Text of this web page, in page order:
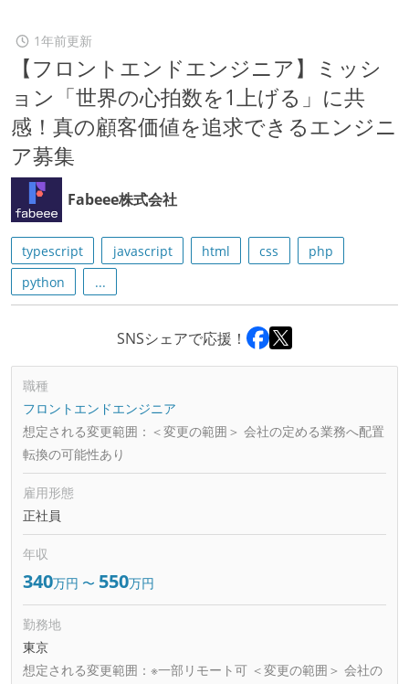
1年前更新
【フロントエンドエンジニア】ミッシ
ョン「世界の心拍数を1上げる」に共
感！真の顧客価値を追求できるエンジニ
ア募集
Fabeee株式会社
typescript javascript html css
php
python
...
SNSシェアで応援！
職種
フロントエンドエンジニア
想定される変更範囲： ＜変更の範囲＞ 会社の定める業務へ配置
転換の可能性あり
雇用形態
正社員
年収
340万円 〜 550万円
勤務地
東京
想定される変更範囲： ※一部リモート可 ＜変更の範囲＞ 会社の